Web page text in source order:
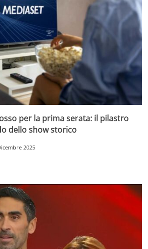
per la prima serata: il pilastro
dello show storico
2025